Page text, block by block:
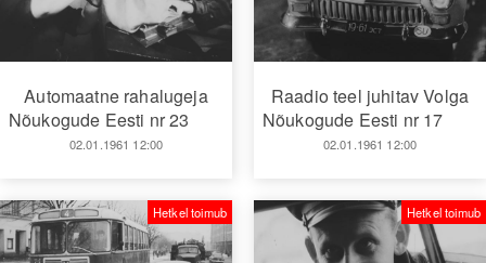
Automaatne rahalugeja
Nõukogude Eesti nr 23
02.01.1961 12:00
Raadio teel juhitav Volga
Nõukogude Eesti nr 17
02.01.1961 12:00
Hetkel toimub Hetkel toimub